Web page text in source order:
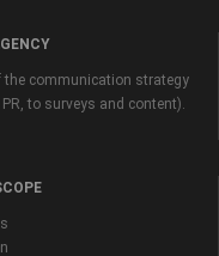
the communication strategy
to surveys and content).